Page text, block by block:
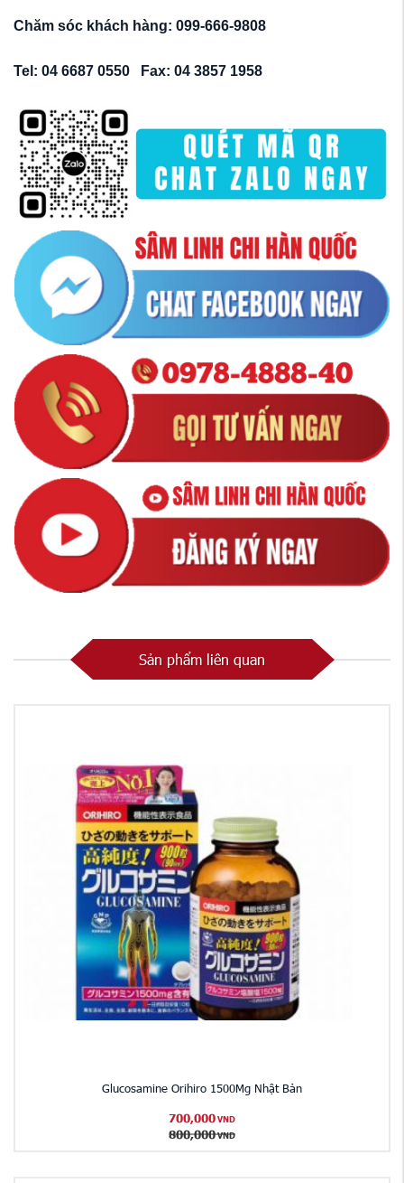
Chăm sóc khách hàng: 099-666-9808
Tel: 04 6687 0550 Fax: 04 3857 1958
Sản phẩm liên quan
Glucosamine Orihiro 1500Mg Nhật Bản
700,000 VND
800,000 VND